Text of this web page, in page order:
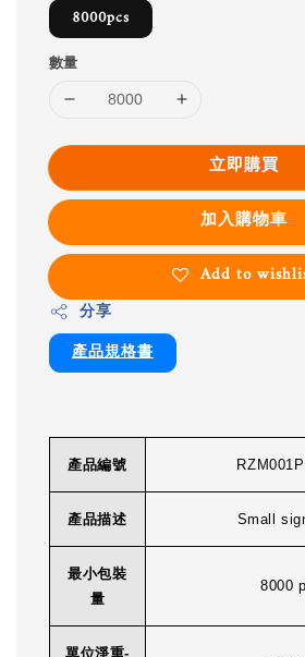
8000pcs
數量
立即購買
加入購物車
Add to
分享
產品規格書
產品編號
產品描述 Small
最小包裝
量
8000
單位淨重-